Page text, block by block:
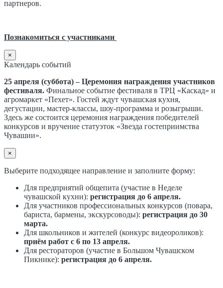
партнеров.
Познакомиться с участниками
×
Календарь событий
25 апреля (суббота) – Церемония награждения участников
фестиваля. Финальное событие фестиваля в ТРЦ «Каскад» и
агромаркет «Пехет». Гостей ждут чувашская кухня,
дегустации, мастер-классы, шоу-программа и розыгрыши.
Здесь же состоится церемония награждения победителей
конкурсов и вручение статуэток «Звезда гостеприимства
Чувашии».
×
Выберите подходящее направление и заполните форму:
Для предприятий общепита (участие в Неделе
чувашской кухни): регистрация до 6 апреля.
Для участников профессиональных конкурсов (повара,
бариста, бармены, экскурсоводы): регистрация до 30
марта.
Для школьников и жителей (конкурс видеороликов):
приём работ с 6 по 13 апреля.
Для рестораторов (участие в Большом Чувашском
Пикнике): регистрация до 6 апреля.